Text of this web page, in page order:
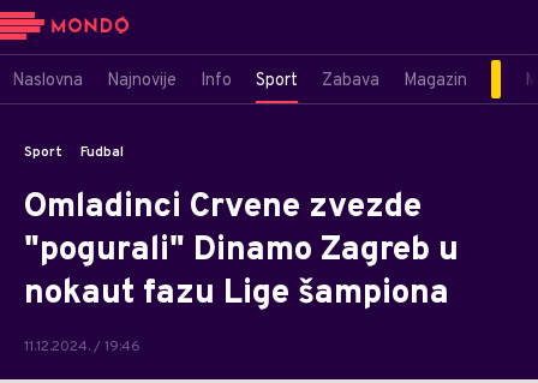
Naslovna Najnovije Info Sport Zabava Magazin
Sport Fudbal
Omladinci Crvene zvezde
"pogurali" Dinamo Zagreb u
nokaut fazu Lige šampiona
11.12.2024. / 19:46